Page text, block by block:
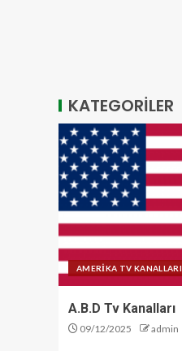
KATEGORİLER
AMERİKA TV KANALLARI
A.B.D Tv Kanalları
09/12/2025 admin